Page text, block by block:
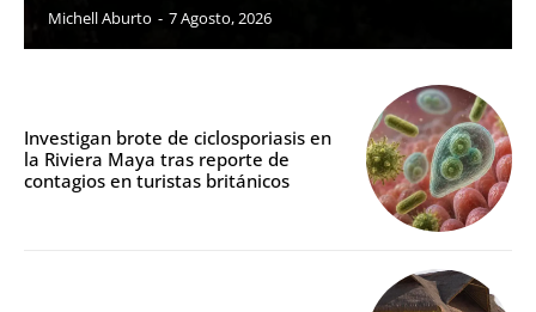
Michell Aburto - 7 Agosto, 2026
Investigan brote de ciclosporiasis en
la Riviera Maya tras reporte de
contagios en turistas británicos